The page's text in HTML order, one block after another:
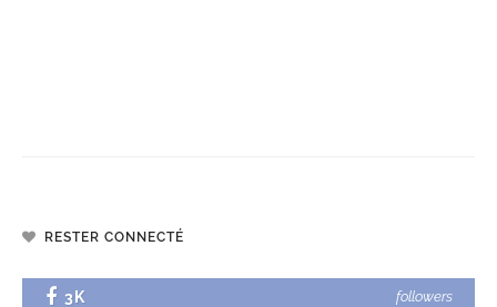
RESTER CONNECTÉ
3K followers